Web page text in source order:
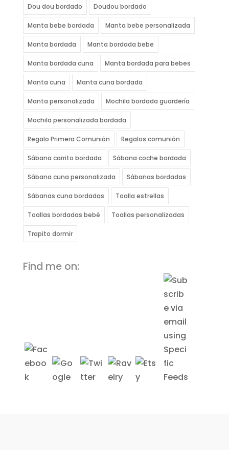
Dou dou bordado Doudou bordado
Manta bebe bordada Manta bebe personalizada
Manta bordada Manta bordada bebe
Manta bordada cuna Manta bordada para bebes
Manta cuna Manta cuna bordada
Manta personalizada Mochila bordada guardería
Mochila personalizada bordada
Regalo Primera Comunión Regalos comunión
Sábana carrito bordada Sábana coche bordada
Sábana cuna personalizada Sábanas bordadas
Sábanas cuna bordadas Toalla estrellas
Toallas bordadas bebé Toallas personalizadas
Trapito dormir
Find me on: